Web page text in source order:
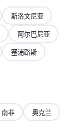
斯洛文尼亚
阿尔巴尼亚
塞浦路斯
南非 奥克兰